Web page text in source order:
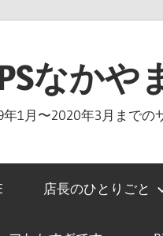
なかや
年1月〜2020年3月までの
店長のひとりごと